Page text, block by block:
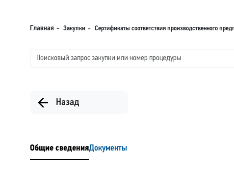
Главная Закупки Сертификаты соответствия производственного
Назад
Общие сведенияДокументы